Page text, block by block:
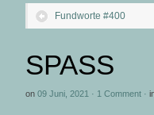
Fundworte #400
SPASS
on 09 Juni, 2021 · 1 Comment ·